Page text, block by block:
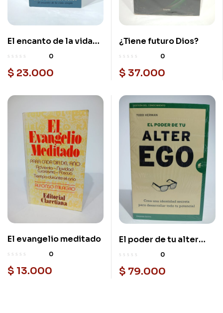
El encanto de la vida
simple
0
$ 23.000
¿Tiene futuro Dios?
0
$ 37.000
El evangelio meditado
0
$ 13.000
El poder de tu alter
ego
0
$ 79.000